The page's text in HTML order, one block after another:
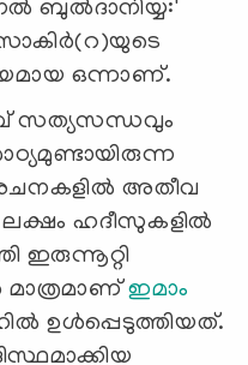
ബുൽദാനിയ്യ:'
ഒന്നാണ്.
സത്യസന്ധവും
അതീവ
ഹദീസുകളിൽ
ഇരുന്നൂറ്റി
ഇമാം
ഉൾപ്പെടുത്തിയത്.